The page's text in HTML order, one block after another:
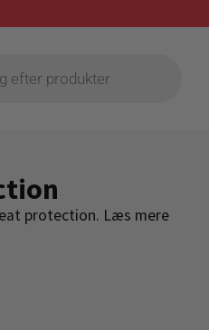
protection. Læs mere